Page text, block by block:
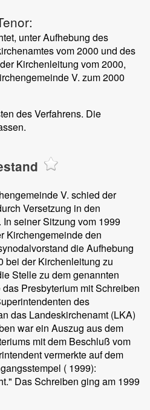
unter Aufhebung des
vom 2000 und des
Kirchenleitung vom 2000,
V. zum 2000
des Verfahrens. Die
V. schied der
Versetzung in den
seiner Sitzung vom 1999
Kirchengemeinde den
die Aufhebung
bei der Kirchenleitung zu
Stelle zu dem genannten
Presbyterium mit Schreiben
des
das Landeskirchenamt (LKA)
war ein Auszug aus dem
mit dem Beschluß vom
vermerkte auf dem
( 1999):
Das Schreiben ging am 1999